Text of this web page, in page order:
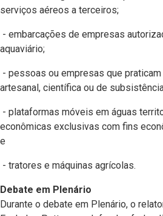
serviços aéreos a terceiros;
- embarcações de empresas
aquaviário;
- pessoas ou empresas que
artesanal, científica ou de
- plataformas móveis em águas
econômicas exclusivas com fins
e
- tratores e máquinas agrícolas.
Debate em Plenário
Durante o debate em Plenário, o